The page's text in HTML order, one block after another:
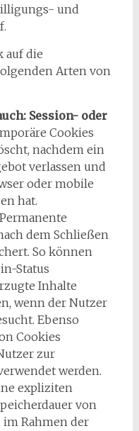
und
auf die
Arten von
Session- oder
Cookies
nachdem ein
verlassen und
oder mobile
hat.
dem Schließen
So können
Status
Inhalte
wenn der Nutzer
Ebenso
Cookies
zur
werden.
expliziten
von
im Rahmen der